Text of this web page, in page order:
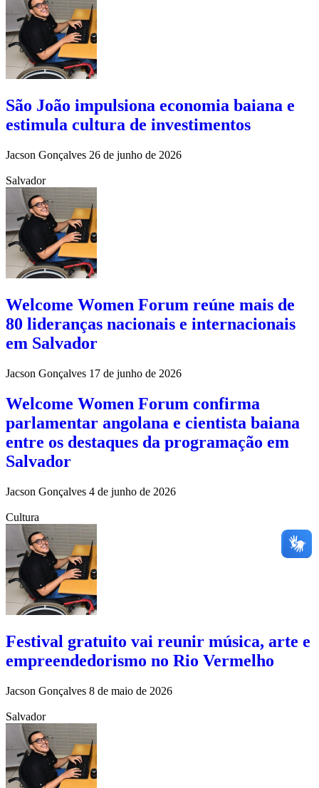
São João impulsiona economia baiana e
estimula cultura de investimentos
Jacson Gonçalves 26 de junho de 2026
Salvador
Welcome Women Forum reúne mais de
80 lideranças nacionais e internacionais
em Salvador
Jacson Gonçalves 17 de junho de 2026
Welcome Women Forum confirma
parlamentar angolana e cientista baiana
entre os destaques da programação em
Salvador
Jacson Gonçalves 4 de junho de 2026
Cultura
Festival gratuito vai reunir música, arte e
empreendedorismo no Rio Vermelho
Jacson Gonçalves 8 de maio de 2026
Salvador